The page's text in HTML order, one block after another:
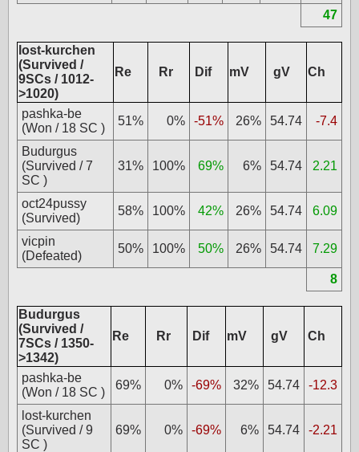
47
lost-kurchen
(Survived /
9SCs / 1012-
>1020)
Re Rr Dif mV gV Ch
pashka-be
(Won / 18 SC )
51% 0% -51% 26% 54.74 -7.4
Budurgus
(Survived / 7
SC )
31% 100% 69% 6% 54.74 2.21
oct24pussy
(Survived)
58% 100% 42% 26% 54.74 6.09
vicpin
(Defeated)
50% 100% 50% 26% 54.74 7.29
8
Budurgus
(Survived /
7SCs / 1350-
>1342)
Re Rr Dif mV gV Ch
pashka-be
(Won / 18 SC )
69% 0% -69% 32% 54.74 -12.3
lost-kurchen
(Survived / 9
SC )
69% 0% -69% 6% 54.74 -2.21